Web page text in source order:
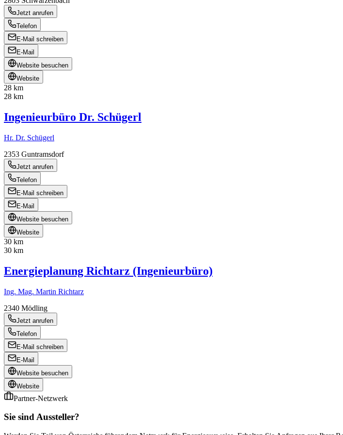
Jetzt anrufen
Telefon
E-Mail schreiben
E-Mail
Website besuchen
Website
28 km
28 km
Ingenieurbüro Dr. Schügerl
Hr. Dr. Schügerl
2353 Guntramsdorf
Jetzt anrufen
Telefon
E-Mail schreiben
E-Mail
Website besuchen
Website
30 km
30 km
Energieplanung Richtarz (Ingenieurbüro)
Ing. Mag. Martin Richtarz
2340 Mödling
Jetzt anrufen
Telefon
E-Mail schreiben
E-Mail
Website besuchen
Website
Partner-Netzwerk
Sie sind Aussteller?